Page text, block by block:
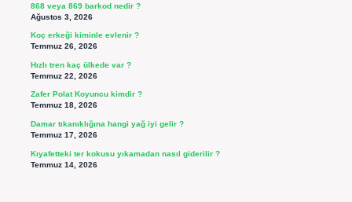
868 veya 869 barkod nedir ?
Ağustos 3, 2026
Koç erkeği kiminle evlenir ?
Temmuz 26, 2026
Hızlı tren kaç ülkede var ?
Temmuz 22, 2026
Zafer Polat Koyuncu kimdir ?
Temmuz 18, 2026
Damar tıkanıklığına hangi yağ iyi gelir ?
Temmuz 17, 2026
Kıyafetteki ter kokusu yıkamadan nasıl giderilir ?
Temmuz 14, 2026